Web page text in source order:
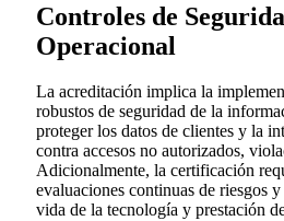
Controles de
Operacional
La acreditación implica la
robustos de seguridad de la
proteger los datos de clientes y la
contra accesos no autorizados,
Adicionalmente, la certificación
evaluaciones continuas de riesgos
vida de la tecnología y prestación